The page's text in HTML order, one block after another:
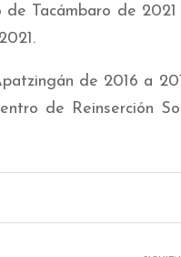
Tacámbaro de
de 2016 a
de Reinserción